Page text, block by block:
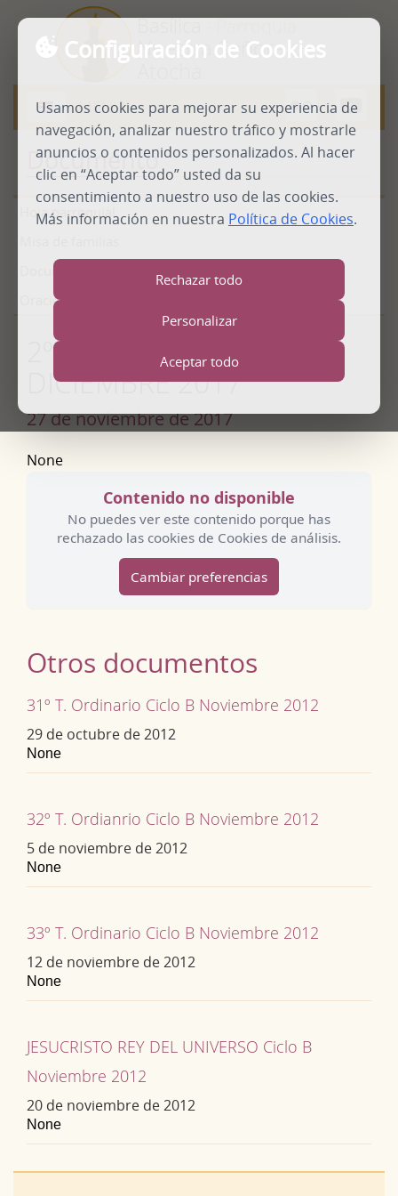
Configuración de Cookies
Usamos cookies para mejorar su experiencia de
navegación, analizar nuestro tráfico y mostrarle
anuncios o contenidos personalizados. Al hacer
clic en “Aceptar todo” usted da su
consentimiento a nuestro uso de las cookies.
Más información en nuestra Política de Cookies.
Rechazar todo
Personalizar
Aceptar todo
Basílica
Nuestra Señora de
Abrir
menú
MENU
Documento
Hoja parroquial
Documentos
Oraciones
2º T.ADVIENTO CICLO B
DICIEMBRE 2017
27 de noviembre de 2017
None
Contenido no disponible
No puedes ver este contenido porque has
rechazado las cookies de Cookies de análisis.
Cambiar preferencias
Otros documentos
31º T. Ordinario Ciclo B Noviembre 2012
29 de octubre de 2012
None
32º T. Ordianrio Ciclo B Noviembre 2012
5 de noviembre de 2012
None
33º T. Ordinario Ciclo B Noviembre 2012
12 de noviembre de 2012
None
JESUCRISTO REY DEL UNIVERSO Ciclo B
Noviembre 2012
20 de noviembre de 2012
None